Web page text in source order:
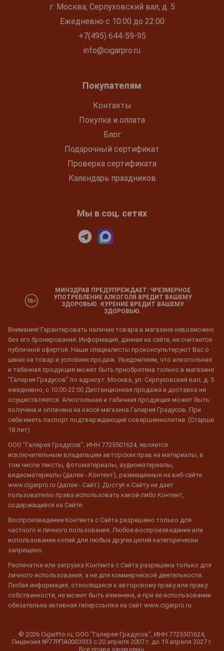
г. Москва, Серпуховский вал, д. 5
Ежедневно с 10:00 до 22:00
+7(495) 644-59-95
info@cigarpro.ru
Покупателям
Контакты
Покупка и оплата
Блог
Подарочный сертификат
Проверка сертификата
Календарь праздников
Мы в соц. сетях
МИНЗДРАВ ПРЕДУПРЕЖДАЕТ: ЧРЕЗМЕРНОЕ
УПОТРЕБЛЕНИЕ АЛКОГОЛЯ ВРЕДИТ ВАШЕМУ
ЗДОРОВЬЮ. КУРЕНИЕ ВРЕДИТ ВАШЕМУ
ЗДОРОВЬЮ.
Внимание! Гарантировать наличие товара в магазине невозможно
без его бронирования. Информация, данная на сайте, не считается
публичной офертой. Наши специалисты проконсультируют Вас о
ценах на товар и условиях продаж. Уведомляем, что алкогольная
и табачная продукция может быть приобретена только в магазине
"Галерея Градусов" по адресу г. Москва, ул. Серпуховский вал, д. 5
ежедневно, с 10:00-22:00 Дистанционная продажа и доставка не
осуществляется. Алкогольная и табачная продукция может быть
получена и оплачена на кассе магазина Галерея Градусов. При
себе иметь паспорт подтверждающий совершеннолетие. (Старше
18 лет)
ООО "Галерея Градусов", ИНН 7725501624, является
исключительным владельцем авторских прав на материалы, в
том числе тексты, фотоматериалы, аудиоматериалы,
видеоматериалы (далее - Контент), размещенные на веб-сайте
www.cigarpro.ru (далее - Сайт). Доступ к Сайту не дает
пользователю права использовать какой-либо Контент,
содержащийся на Сайте.
Воспроизведение Контента с Сайта разрешено только для
частного и личного пользования. Любое воспроизведение или
использование копий для любых других целей категорически
запрещено.
Распечатка или загрузка Контента с Сайта разрешена только для
личного использования, а не для коммерческой деятельности.
Любая информация, относящаяся к авторскому праву или праву
собственности, не может быть изменена, и при ее использовании
обязательна активная гиперссылка на сайт www.cigarpro.ru
© 2026 CigarPro.ru, ООО "Галерея Градусов", ИНН 7725501624,
Лицензия №77РПА0003933 c 20 апреля 2007 г. до 19 апреля 2027 г.
Все права защищены.